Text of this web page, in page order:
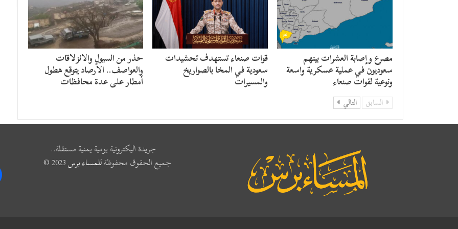
مصرع وإصابة العشرات بينهم
سعوديون في عملية عسكرية واسعة
ونوعية لقوات صنعاء
قوات صنعاء تستهدف تحشيدات
سعودية في المخا بالصواريخ
والمسيرات
حذر من السيول والانزلاقات
والعواصف.. الأرصاد يتوقع هطول
أمطار على عدة محافظات
السابق التالي
جريدة اليكترونية يومية يمنية مستقلة..
جميع الحقوق محفوظةللمساء برس